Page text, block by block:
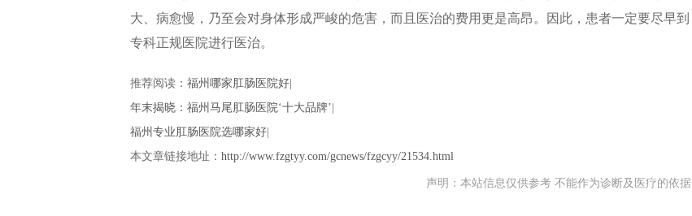
大、病愈慢，乃至会对身体形成严峻的危害，而且医治的费用更是高昂。因此，患者一定要尽早到
专科正规医院进行医治。
推荐阅读： 福州哪家肛肠医院好
年末揭晓：福州马尾肛肠医院‘十大品牌’
福州专业肛肠医院选哪家好
本文章链接地址： http://www.fzgtyy.com/gcnews/fzgcyy/21534.html
声明：本站信息仅供参考 不能作为诊断及医疗的依据